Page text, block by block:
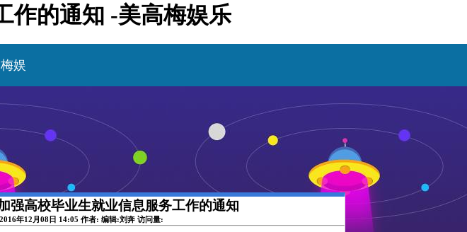
作的通知 -美高梅娱乐
娱
强高校毕业生就业信息服务工作的通知
年12月08日 14:05 作者: 编辑:刘奔 访问量: